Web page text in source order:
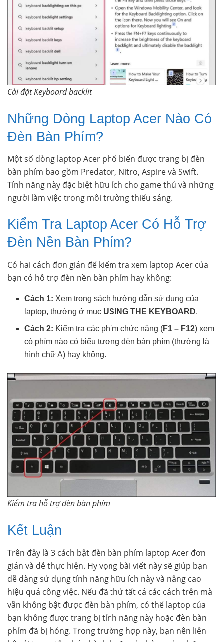
Cài đặt Keyboard backlit
Những Dòng Laptop Acer Nào Có
Đèn Bàn Phím?
Một số dòng laptop Acer phổ biến được trang bị đèn
bàn phím bao gồm Predator, Nitro, Aspire và Swift.
Tính năng này đặc biệt hữu ích cho game thủ và những
người làm việc trong môi trường thiếu sáng.
Kiểm Tra Laptop Acer Có Hỗ Trợ
Đèn Nền Bàn Phím?
Có hai cách đơn giản để kiểm tra xem laptop Acer của
bạn có hỗ trợ đèn nền bàn phím hay không:
Cách 1: Xem trong sách hướng dẫn sử dụng của
laptop, thường ở mục USING THE KEYBOARD.
Cách 2: Kiểm tra các phím chức năng (F1 – F12) xem
có phím nào có biểu tượng đèn bàn phím (thường là
hình chữ A) hay không.
Kiểm tra hỗ trợ đèn bàn phím
Kết Luận
Trên đây là 3 cách bật đèn bàn phím laptop Acer đơn
giản và dễ thực hiện. Hy vọng bài viết này sẽ giúp bạn
dễ dàng sử dụng tính năng hữu ích này và nâng cao
hiệu quả công việc. Nếu đã thử tất cả các cách trên mà
vẫn không bật được đèn bàn phím, có thể laptop của
bạn không được trang bị tính năng này hoặc đèn bàn
phím đã bị hỏng. Trong trường hợp này, bạn nên liên